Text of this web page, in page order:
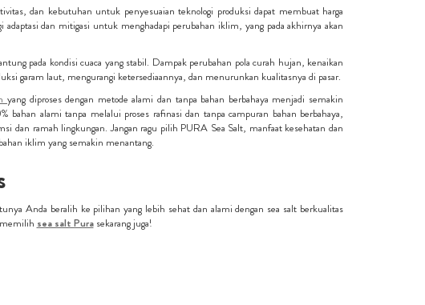
dan kebutuhan untuk penyesuaian teknologi produksi dapat membuat harga
dan mitigasi untuk menghadapi perubahan iklim, yang pada akhirnya akan
pada kondisi cuaca yang stabil. Dampak perubahan pola curah hujan, kenaikan
garam laut, mengurangi ketersediaannya, dan menurunkan kualitasnya di pasar.
yang diproses dengan metode alami dan tanpa bahan berbahaya menjadi semakin
alami tanpa melalui proses rafinasi dan tanpa campuran bahan berbahaya,
dan ramah lingkungan. Jangan ragu pilih PURA Sea Salt, manfaat kesehatan dan
iklim yang semakin menantang.
Anda beralih ke pilihan yang lebih sehat dan alami dengan sea salt berkualitas
sea salt Purasekarang juga!